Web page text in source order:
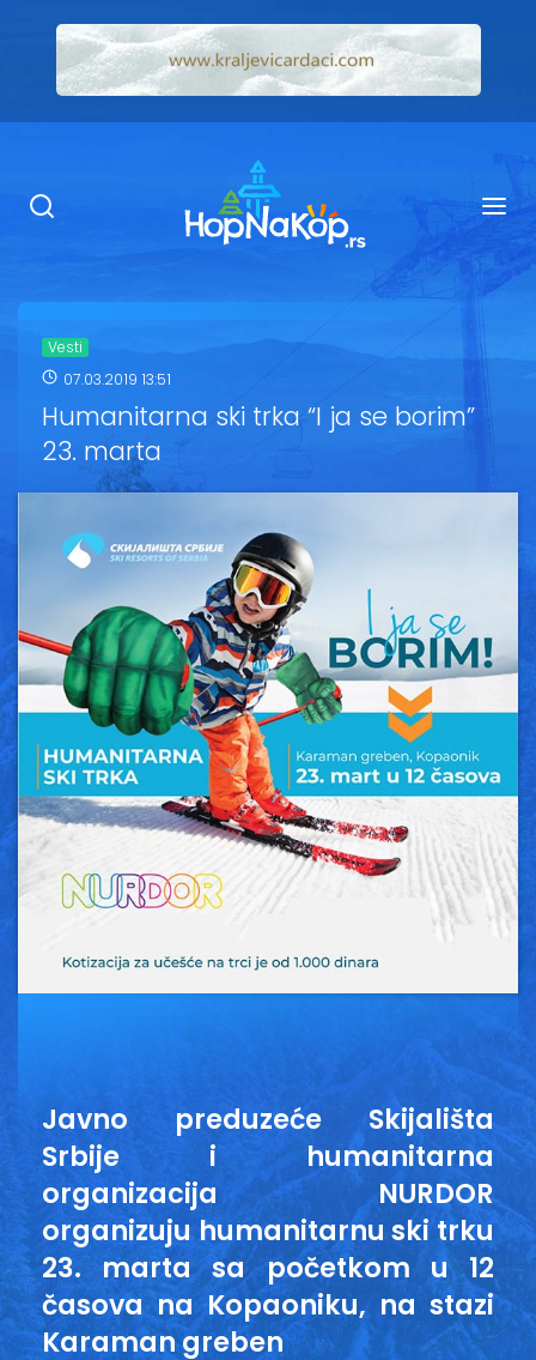
Ugostiteljstvo
Kop Info
Ski renta
Vesti
Oglasi
Galerija
Copyright© 2020
HopNaKop
Vesti
07.03.2019 13:51
Humanitarna ski trka “I ja se borim”
23. marta
Javno preduzeće Skijališta
Srbije i humanitarna
organizacija NURDOR
organizuju humanitarnu ski trku
23. marta sa početkom u 12
časova na Kopaoniku, na stazi
Karaman greben